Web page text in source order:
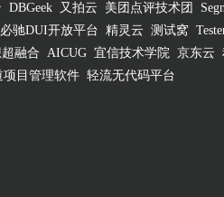
DBGeek 又拍云 美团点评技术团
驰DUI开放平台 精灵云 测试窝
融合 AICUG 宜信技术学院 京东云
项目管理软件 轻流无代码平台